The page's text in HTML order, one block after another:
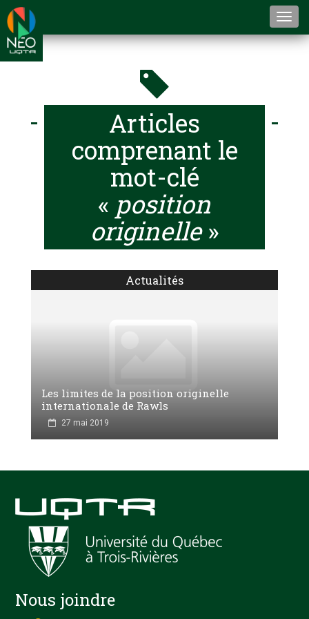
Articles
comprenant le
mot-clé
« position
originelle»
Actualités
Les limites de la position originelle
internationale de Rawls
27 mai 2019
Nous joindre